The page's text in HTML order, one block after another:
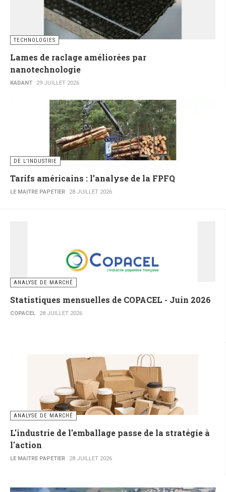
TECHNOLOGIES
Lames de raclage améliorées par
nanotechnologie
KADANT 29 JUILLET 2026
DE L’INDUSTRIE
Tarifs américains : l’analyse de la FPFQ
LE MAITRE PAPETIER 28 JUILLET 2026
ANALYSE DE MARCHÉ
Statistiques mensuelles de COPACEL - Juin 2026
COPACEL 28 JUILLET 2026
ANALYSE DE MARCHÉ
L'industrie de l'emballage passe de la stratégie à
l'action
LE MAITRE PAPETIER 28 JUILLET 2026